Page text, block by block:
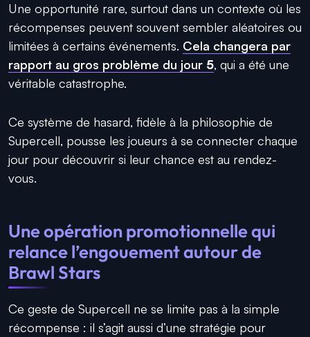
Une opportunité rare, surtout dans un contexte où les
récompenses peuvent souvent sembler aléatoires ou
limitées à certains événements. Cela changera par
rapport au gros problème du jour 5, qui a été une
véritable catastrophe.
Ce système de hasard, fidèle à la philosophie de
Supercell, pousse les joueurs à se connecter chaque
jour pour découvrir si leur chance est au rendez-
vous.
Une opération promotionnelle qui
relance l’engouement autour de
Brawl Stars
Ce geste de Supercell ne se limite pas à la simple
récompense : il s’agit aussi d’une stratégie pour